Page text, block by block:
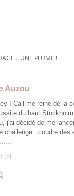
UNE PLUME !
Auzou
! Call me reine de la
du haut
j'ai décidé de me
challenge : coudre des
[#]